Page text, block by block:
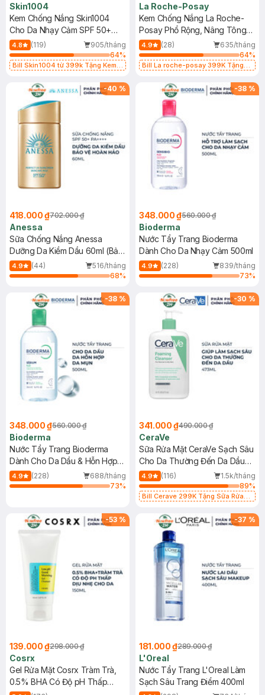
Skin1004
Kem Chống Nắng Skin1004
Cho Da Nhạy Cảm SPF 50+
50ml
4.8 (119)
905/tháng
64%
Bill Skin1004 từ 399k Tặng Kem
SPF 50+ 20ml (SL Có Hạn)
La Roche-Posay
Kem Chống Nắng La Roche-
Posay Phổ Rộng, Nâng Tông
Kiềm Dầu 50ml
4.9 (28)
635/tháng
64%
Bill La roche-posay 399K Tặng
(SL có hạn)
-40 %
418.000 ₫702.000 ₫
Anessa
Sữa Chống Nắng Anessa
Dưỡng Da Kiềm Dầu 60ml (Bản
Mới)
4.9 (44)
516/tháng
68%
-38 %
348.000 ₫560.000 ₫
Bioderma
Nước Tẩy Trang Bioderma
Dành Cho Da Nhạy Cảm 500ml
4.9 (228)
839/tháng
73%
-38 %
348.000 ₫560.000 ₫
Bioderma
Nước Tẩy Trang Bioderma
Dành Cho Da Dầu & Hỗn Hợp
500ml
4.9 (228)
688/tháng
73%
-30 %
341.000 ₫490.000 ₫
CeraVe
Sữa Rửa Mặt CeraVe Sạch Sâu
Cho Da Thường Đến Da Dầu
473ml
4.9 (116)
1.5k/tháng
89%
Bill Cerave 299K Tặng Sữa Rửa
-53 %
139.000 ₫298.000 ₫
Cosrx
Gel Rửa Mặt Cosrx Tràm Trà,
0.5% BHA Có Độ pH Thấp
-37 %
181.000 ₫289.000 ₫
L'Oreal
Nước Tẩy Trang L'Oreal Làm
Sạch Sâu Trang Điểm 400ml